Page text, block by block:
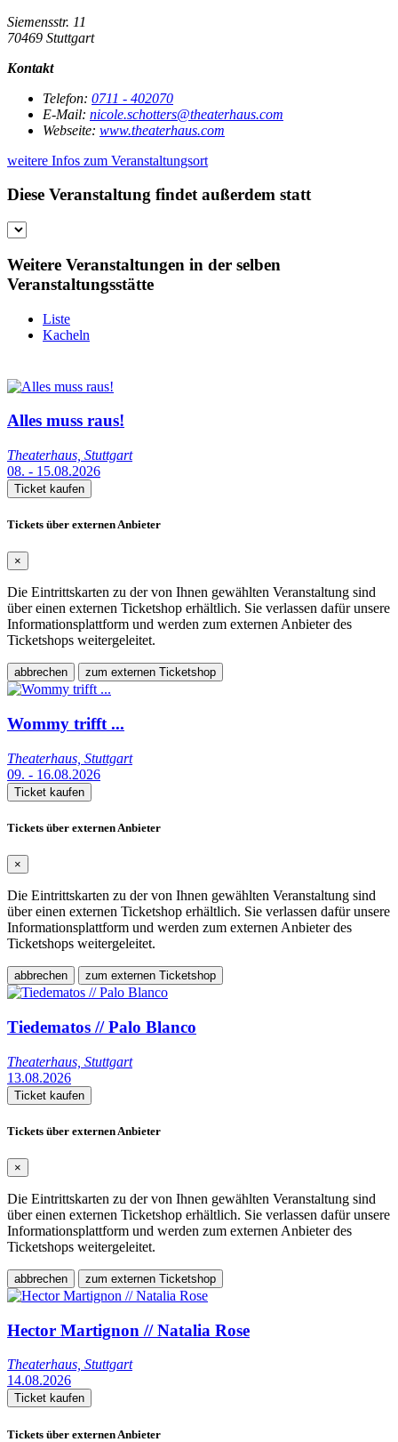
Siemensstr. 11
70469 Stuttgart
Kontakt
Telefon: 0711 - 402070
E-Mail: nicole.schotters@theaterhaus.com
Webseite: www.theaterhaus.com
weitere Infos zum Veranstaltungsort
Diese Veranstaltung findet außerdem statt
Weitere Veranstaltungen in der selben
Veranstaltungsstätte
Liste
Kacheln
Alles muss raus!
Theaterhaus, Stuttgart
08. - 15.08.2026
Ticket kaufen
Tickets über externen Anbieter
×
Die Eintrittskarten zu der von Ihnen gewählten Veranstaltung sind
über einen externen Ticketshop erhältlich. Sie verlassen dafür unsere
Informationsplattform und werden zum externen Anbieter des
Ticketshops weitergeleitet.
abbrechen zum externen Ticketshop
Wommy trifft ...
Theaterhaus, Stuttgart
09. - 16.08.2026
Ticket kaufen
Tickets über externen Anbieter
×
Die Eintrittskarten zu der von Ihnen gewählten Veranstaltung sind
über einen externen Ticketshop erhältlich. Sie verlassen dafür unsere
Informationsplattform und werden zum externen Anbieter des
Ticketshops weitergeleitet.
abbrechen zum externen Ticketshop
Tiedematos // Palo Blanco
Theaterhaus, Stuttgart
13.08.2026
Ticket kaufen
Tickets über externen Anbieter
×
Die Eintrittskarten zu der von Ihnen gewählten Veranstaltung sind
über einen externen Ticketshop erhältlich. Sie verlassen dafür unsere
Informationsplattform und werden zum externen Anbieter des
Ticketshops weitergeleitet.
abbrechen zum externen Ticketshop
Hector Martignon // Natalia Rose
Theaterhaus, Stuttgart
14.08.2026
Ticket kaufen
Tickets über externen Anbieter